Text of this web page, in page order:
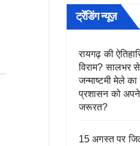
ट्रेंडिंग न्यूज़
रायगढ़ की
विराम? सालभर
जन्माष्टमी मेले
प्रशासन को
जरूरत?
15 अगस्त पर